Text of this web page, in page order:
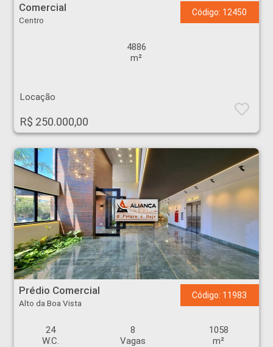
Comercial
Centro
Código: 12450
4886
m²
Locação
R$ 250.000,00
Prédio Comercial - Alto da Boa Vista - Ribeirão Preto
Prédio Comercial
Alto da Boa Vista
Código: 11983
24
W.C.
8
Vagas
1058
m²